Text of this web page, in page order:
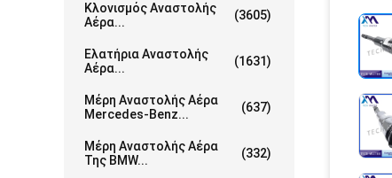
Κλονισμός Αναστολής
Αέρα...
(3605)
Ελατήρια Αναστολής
Αέρα...
(1631)
Μέρη Αναστολής Αέρα
Mercedes-Benz...
(637)
Μέρη Αναστολής Αέρα
Της BMW...
(332)